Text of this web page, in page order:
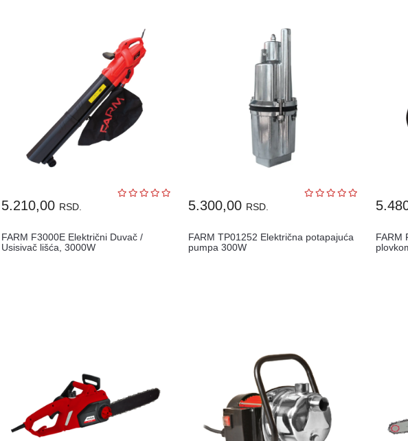
5.210,00 RSD.
FARM F3000E Električni Duvač /
Usisivač lišća, 3000W
5.300,00 RSD.
FARM TP01252 Električna potapajuća
pumpa 300W
FARM